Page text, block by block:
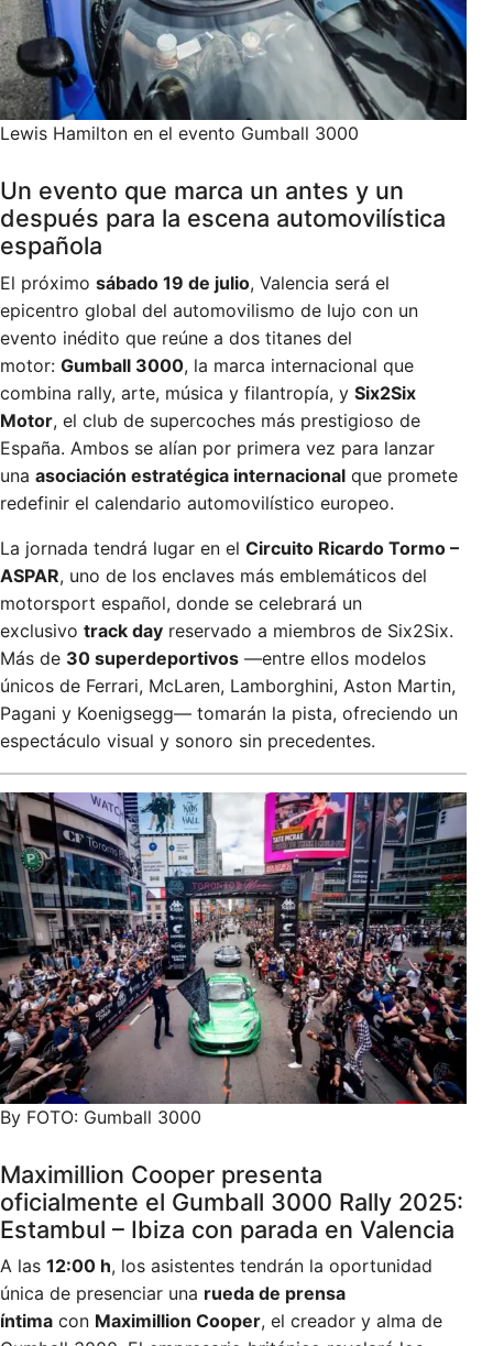
Lewis Hamilton en el evento Gumball 3000
Un evento que marca un antes y un
después para la escena automovilística
española
El próximo sábado 19 de julio, Valencia será el
epicentro global del automovilismo de lujo con un
evento inédito que reúne a dos titanes del
motor: Gumball 3000, la marca internacional que
combina rally, arte, música y filantropía, y Six2Six
Motor, el club de supercoches más prestigioso de
España. Ambos se alían por primera vez para lanzar
una asociación estratégica internacional que promete
redefinir el calendario automovilístico europeo.
La jornada tendrá lugar en el Circuito Ricardo Tormo –
ASPAR, uno de los enclaves más emblemáticos del
motorsport español, donde se celebrará un
exclusivo track day reservado a miembros de Six2Six.
Más de 30 superdeportivos —entre ellos modelos
únicos de Ferrari, McLaren, Lamborghini, Aston Martin,
Pagani y Koenigsegg— tomarán la pista, ofreciendo un
espectáculo visual y sonoro sin precedentes.
By FOTO: Gumball 3000
Maximillion Cooper presenta
oficialmente el Gumball 3000 Rally 2025:
Estambul – Ibiza con parada en Valencia
A las 12:00 h, los asistentes tendrán la oportunidad
única de presenciar una rueda de prensa
íntima con Maximillion Cooper, el creador y alma de